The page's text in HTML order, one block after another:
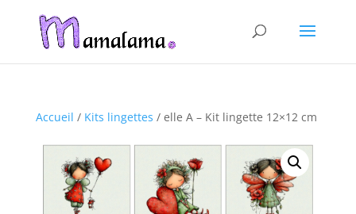
Accueil / Kits lingettes / elle A – Kit lingette 12×12 cm